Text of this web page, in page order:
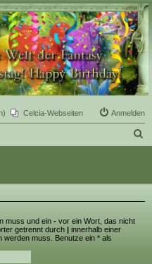
Celcia-Webseiten Anmelden
h
e
muss und ein - vor ein Wort, das nicht
getrennt durch | innerhalb einer
werden muss. Benutze ein * als